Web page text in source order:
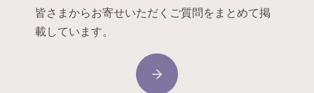
皆さまからお寄せいただくご質問をまとめて掲
載しています。